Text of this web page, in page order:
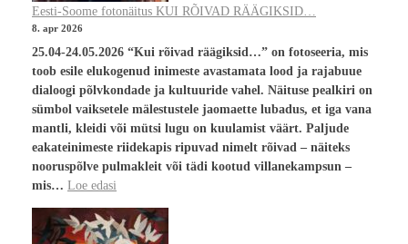
Eesti-Soome fotonäitus KUI RÕIVAD RÄÄGIKSID…
8. apr 2026
25.04-24.05.2026 “Kui rõivad räägiksid…” on fotoseeria, mis
toob esile elukogenud inimeste avastamata lood ja rajabuue
dialoogi põlvkondade ja kultuuride vahel. Näituse pealkiri on
sümbol vaiksetele mälestustele jaomaette lubadus, et iga vana
mantli, kleidi või mütsi lugu on kuulamist väärt. Paljude
eakateinimeste riidekapis ripuvad nimelt rõivad – näiteks
nooruspõlve pulmakleit või tädi kootud villanekampsun –
mis… Loe edasi